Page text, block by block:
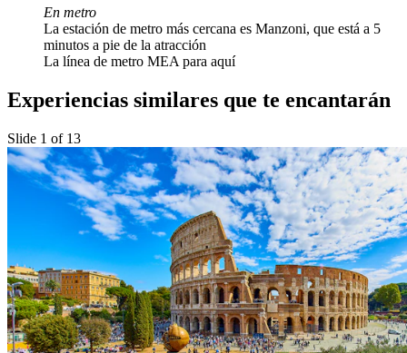
En metro
La estación de metro más cercana es Manzoni, que está a 5
minutos a pie de la atracción
La línea de metro MEA para aquí
Experiencias similares que te encantarán
Slide 1 of 13